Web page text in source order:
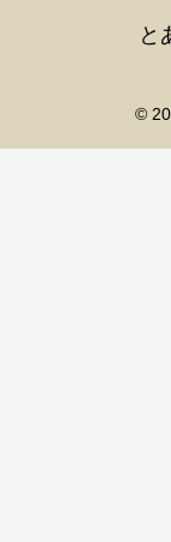
と
©